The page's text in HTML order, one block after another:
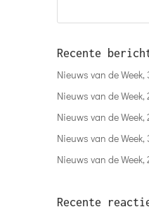
Recente
Nieuws van de
Nieuws van de
Nieuws van de
Nieuws van de
Nieuws van de
Recente